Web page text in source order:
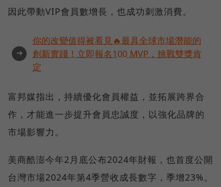
因此帶動VIP會員數增長，也成功刺激消費。
➜
你的改變值得被看見🔥最具全球市場潛能的
創新實踐！立即報名100 MVP，挑戰雙獎肯
定
富邦媒指出，持續優化會員權益，並拓展跨界合
作，才能進一步提升會員忠誠度，以強化品牌的
市場影響力。
美商酷澎今年2月底公布2024年財報，也首度公開
台灣市場2024年第4季營收成長數字，季增23%。